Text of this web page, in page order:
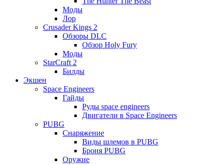
Моды
Лор
Crusader Kings 2
Обзоры DLC
Обзор Holy Fury
Моды
StarCraft 2
Билды
Экшен
Space Engineers
Гайды
Руды space engineers
Двигатели в Space Engineers
PUBG
Снаряжение
Виды шлемов в PUBG
Броня PUBG
Оружие